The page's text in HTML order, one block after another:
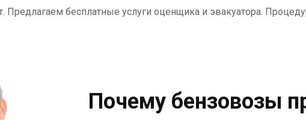
Предлагаем бесплатные услуги оценщика и эвакуатора.
Почему бензовозы